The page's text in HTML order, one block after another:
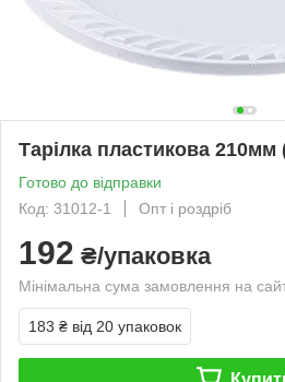
Тарілка пластикова 210мм
Готово до відправки
Код: 31012-1
Опт і роздріб
192 ₴/упаковка
Мінімальна сума замовлення на
183 ₴ від 20 упаковок